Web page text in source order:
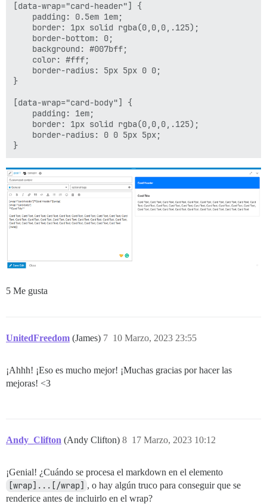
[data-wrap="card-header"] {
    padding: 0.5em 1em;
    border: 1px solid rgba(0,0,0,.125);
    border-bottom: 0;
    background: #007bff;
    color: #fff;
    border-radius: 5px 5px 0 0;
}
[data-wrap="card-body"] {
    padding: 1em;
    border: 1px solid rgba(0,0,0,.125);
    border-radius: 0 0 5px 5px;
5 Me gusta
UnitedFreedom (James) 10 Marzo, 2023 23:55
7
¡Ahhh! ¡Eso es mucho mejor! ¡Muchas gracias por hacer las
mejoras! <3
Andy_Clifton (Andy Clifton) 17 Marzo, 2023 10:12
8
¡Genial! ¿Cuándo se procesa el markdown en el elemento
[wrap]...[/wrap] , o hay algún truco para conseguir que se
renderice antes de incluirlo en el wrap?